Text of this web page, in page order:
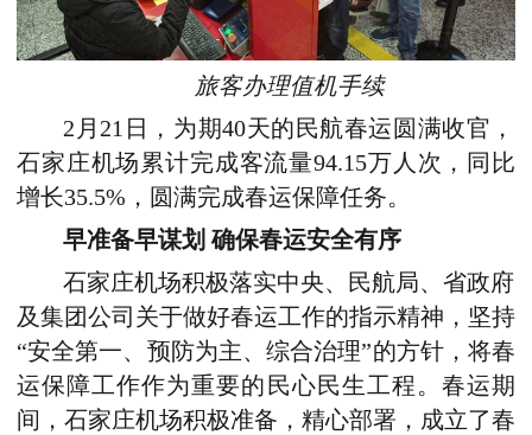
旅客办理值机手续
2月21日，为期40天的民航春运圆满收官，
石家庄机场累计完成客流量94.15万人次，同比
增长35.5%，圆满完成春运保障任务。
早准备早谋划 确保春运安全有序
石家庄机场积极落实中央、民航局、省政府
及集团公司关于做好春运工作的指示精神，坚持
“安全第一、预防为主、综合治理”的方针，将春
运保障工作作为重要的民心民生工程。春运期
间，石家庄机场积极准备，精心部署，成立了春